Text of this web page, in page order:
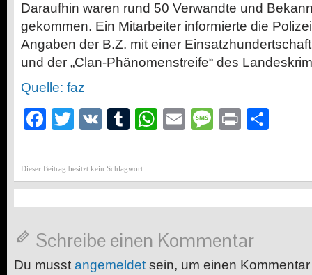
Daraufhin waren rund 50 Verwandte und
gekommen. Ein Mitarbeiter informierte die
Angaben der B.Z. mit einer
und der „Clan-Phänomenstreife“ des
Quelle: faz
Facebook
Twitter
VK Tumblr
WhatsApp
EmailMessage
Print
Dieser Beitrag besitzt kein Schlagwort
Schreibe einen Kommentar
Du musst angemeldet sein, um einen